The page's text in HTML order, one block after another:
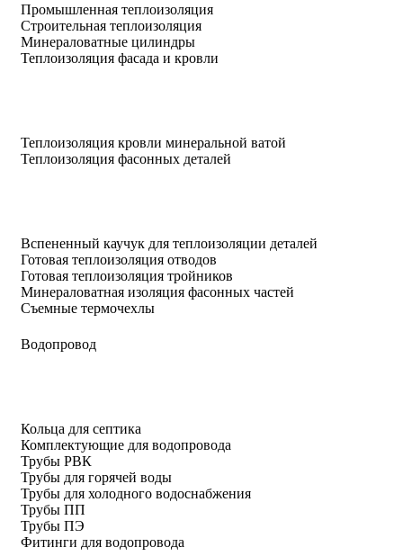
Промышленная теплоизоляция
Строительная теплоизоляция
Минераловатные цилиндры
Теплоизоляция фасада и кровли
Теплоизоляция кровли минеральной ватой
Теплоизоляция фасонных деталей
Вспененный каучук для теплоизоляции деталей
Готовая теплоизоляция отводов
Готовая теплоизоляция тройников
Минераловатная изоляция фасонных частей
Съемные термочехлы
Водопровод
Кольца для септика
Комплектующие для водопровода
Трубы РВК
Трубы для горячей воды
Трубы для холодного водоснабжения
Трубы ПП
Трубы ПЭ
Фитинги для водопровода